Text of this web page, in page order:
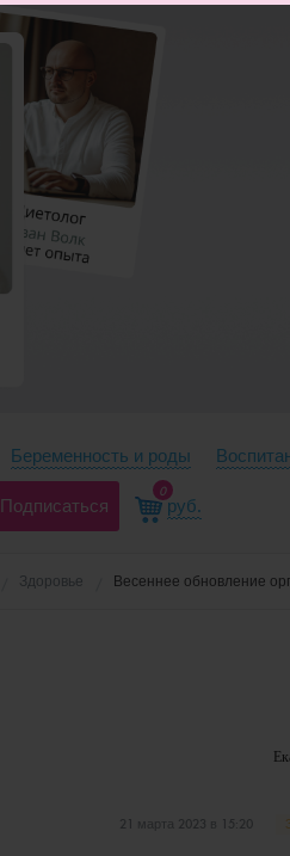
Беременность и роды
Подписаться
0
руб.
Здоровье Весеннее обновление
21 марта 2023 в 15:20